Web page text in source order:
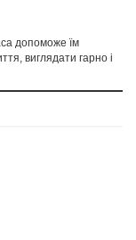
допоможе їм
виглядати гарно і